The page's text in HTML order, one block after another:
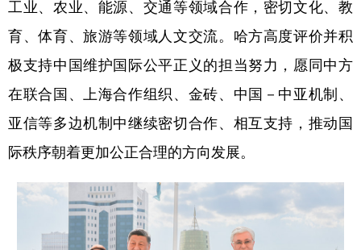
工业、农业、能源、交通等领域合作，密切文化、教
育、体育、旅游等领域人文交流。哈方高度评价并积
极支持中国维护国际公平正义的担当努力，愿同中方
在联合国、上海合作组织、金砖、中国－中亚机制、
亚信等多边机制中继续密切合作、相互支持，推动国
际秩序朝着更加公正合理的方向发展。